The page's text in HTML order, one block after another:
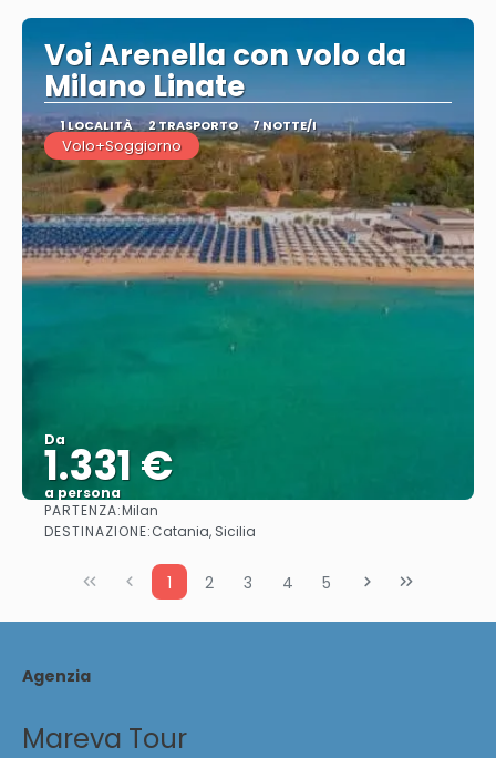
Voi Arenella con volo da
Milano Linate
1 LOCALITÀ 2 TRASPORTO 7 NOTTE/I
Volo+Soggiorno
Da
1.331 €
a persona
Vedere
PARTENZA:Milan
DESTINAZIONE:Catania, Sicilia
1 2 3 4 5
Agenzia
Mareva Tour